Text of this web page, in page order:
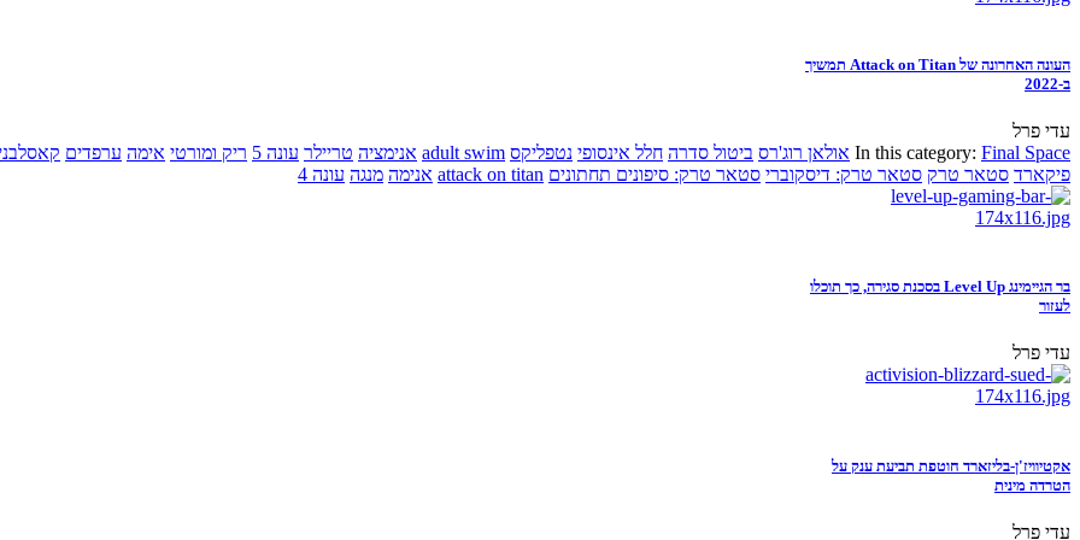
העונה האחרונה של Attack on Titan תמשיך
ב-2022
עדי פרל
In this category: Final Space אולאן רוג'רס ביטול סדרה חלל אינסופי נטפליקס adult swim אנימציה טריילר עונה 5 ריק ומורטי אימה ערפדים
פיקארד סטאר טרק סטאר טרק: דיסקוברי סטאר טרק: סיפונים תחתונים attack on titan אנימה מנגה עונה 4
בר הגיימינג Level Up בסכנת סגירה, כך תוכלו
לעזור
עדי פרל
אקטיוויז'ן-בליזארד חוטפת תביעת ענק על
הטרדה מינית
עדי פרל